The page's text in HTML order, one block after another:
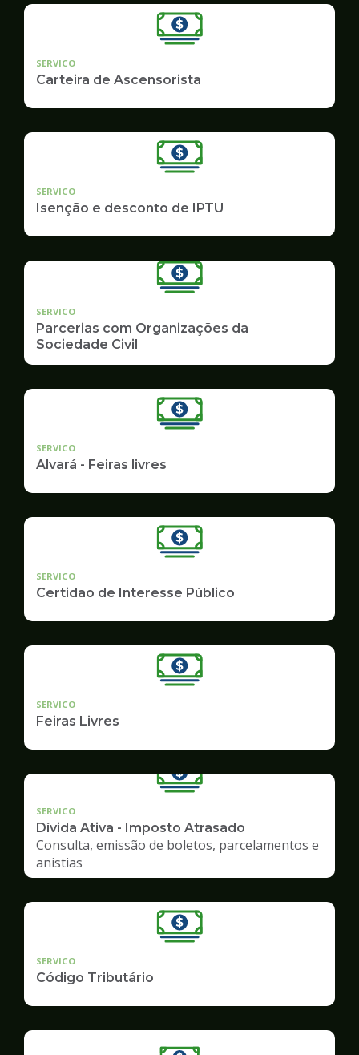
SERVICO
Carteira de Ascensorista
SERVICO
Isenção e desconto de IPTU
SERVICO
Parcerias com Organizações da
Sociedade Civil
SERVICO
Alvará - Feiras livres
SERVICO
Certidão de Interesse Público
SERVICO
Feiras Livres
SERVICO
Dívida Ativa - Imposto Atrasado
Consulta, emissão de boletos, parcelamentos e
anistias
SERVICO
Código Tributário